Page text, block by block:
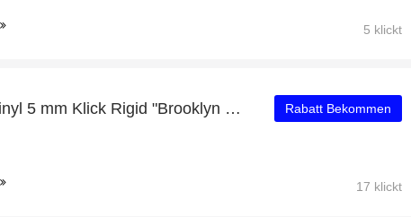
5 klickt
15% Rabatt auf Vinyl 5 mm Klick Rigid "Brooklyn Factory" - WINEO 600 stone XL Rabatt Bekommen
17 klickt